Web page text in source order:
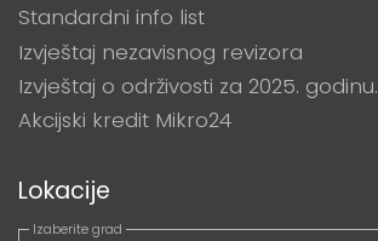
Standardni info list
Izvještaj nezavisnog revizora
Izvještaj o održivosti za 2025. godinu.
Akcijski kredit Mikro24
Lokacije